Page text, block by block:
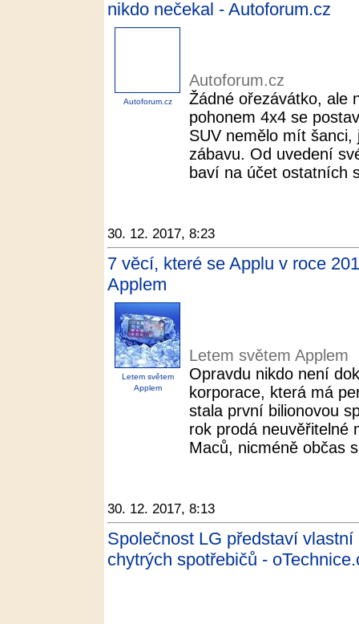
nikdo nečekal - Autoforum.cz
Autoforum.cz
Autoforum.cz
Žádné ořezávátko, ale
pohonem 4x4 se
SUV nemělo mít
zábavu. Od uvedení
baví na účet ostatních
30. 12. 2017, 8:23
7 věcí, které se Applu v roce
Applem
Letem světem
Applem
Letem světem Applem
Opravdu nikdo není
korporace, která má
stala první bilionovou
rok prodá neuvěřitelné
Maců, nicméně občas
30. 12. 2017, 8:13
Společnost LG představí
chytrých spotřebičů -